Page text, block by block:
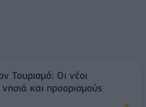
Τουρισμό: Οι νέοι
και προορισμούς